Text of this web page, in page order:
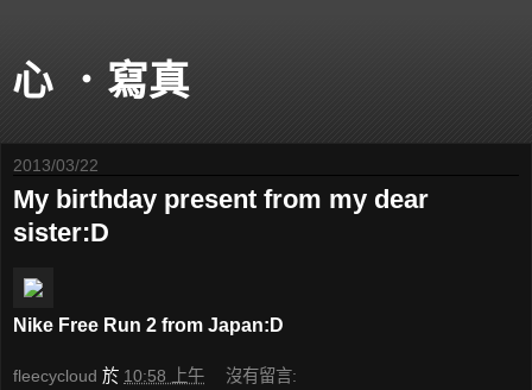
心 ．寫真
2013/03/22
My birthday present from my dear
sister:D
Nike Free Run 2 from Japan:D
fleecycloud 於 10:58 上午 沒有留言: